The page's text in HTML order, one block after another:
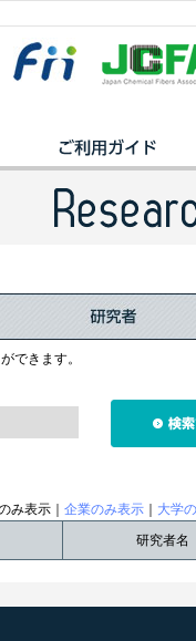
できます。
み表示｜ 企業のみ表示
大学
研究者名